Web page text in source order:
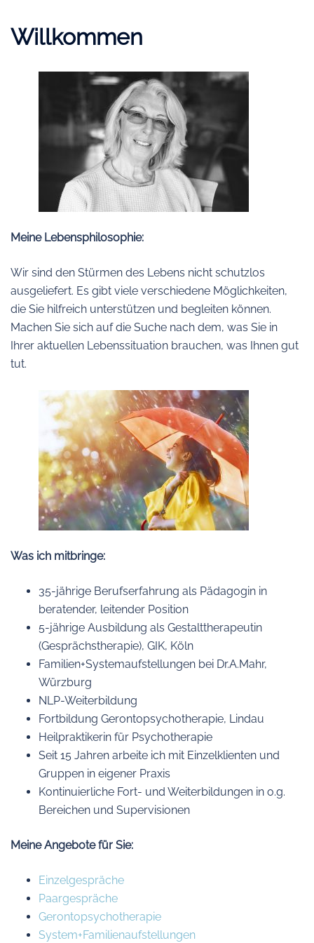
Willkommen
Meine Lebensphilosophie:
Wir sind den Stürmen des Lebens nicht schutzlos
ausgeliefert. Es gibt viele verschiedene Möglichkeiten,
die Sie hilfreich unterstützen und begleiten können.
Machen Sie sich auf die Suche nach dem, was Sie in
Ihrer aktuellen Lebenssituation brauchen, was Ihnen gut
tut.
Was ich mitbringe:
35-jährige Berufserfahrung als Pädagogin in
beratender, leitender Position
5-jährige Ausbildung als Gestalttherapeutin
(Gesprächstherapie), GIK, Köln
Familien+Systemaufstellungen bei Dr.A.Mahr,
Würzburg
NLP-Weiterbildung
Fortbildung Gerontopsychotherapie, Lindau
Heilpraktikerin für Psychotherapie
Seit 15 Jahren arbeite ich mit Einzelklienten und
Gruppen in eigener Praxis
Kontinuierliche Fort- und Weiterbildungen in o.g.
Bereichen und Supervisionen
Meine Angebote für Sie:
Einzelgespräche
Paargespräche
Gerontopsychotherapie
System+Familienaufstellungen